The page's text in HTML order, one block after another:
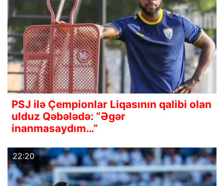
PSJ ilə Çempionlar Liqasının qalibi olan
ulduz Qəbələdə: “Əgər
inanmasaydım…”
22:20